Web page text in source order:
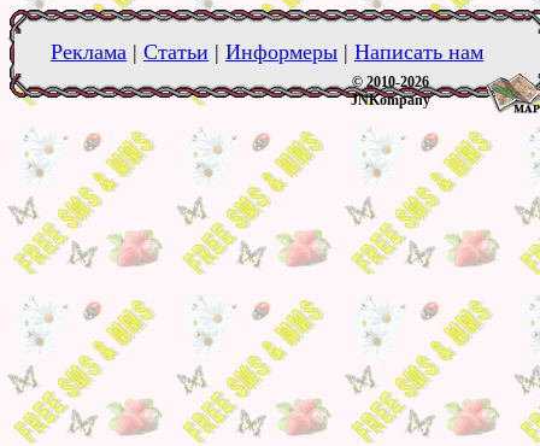
Реклама | Статьи | Информеры | Написать нам
© 2010-2026
JNKompany